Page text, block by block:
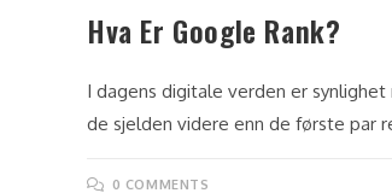
Hva Er Google Rank?
I dagens digitale verden er
de sjelden videre enn de første par
0 COMMENTS